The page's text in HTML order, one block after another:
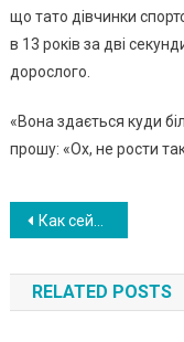
що тато дівчинки
в 13 років за дві
дорослого.
«Вона здається куди
прошу: «Ох, не рости
Навигация
по
записям
Как сейчас выглядит девочка, которая родилась 13 лет назад с весом 7,7 килограмм? ФОТО
RELATED POSTS